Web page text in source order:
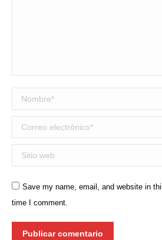
Nombre *
Correo electrónico *
Sitio web
Save my name, email, and website in
time I comment.
Publicar comentario